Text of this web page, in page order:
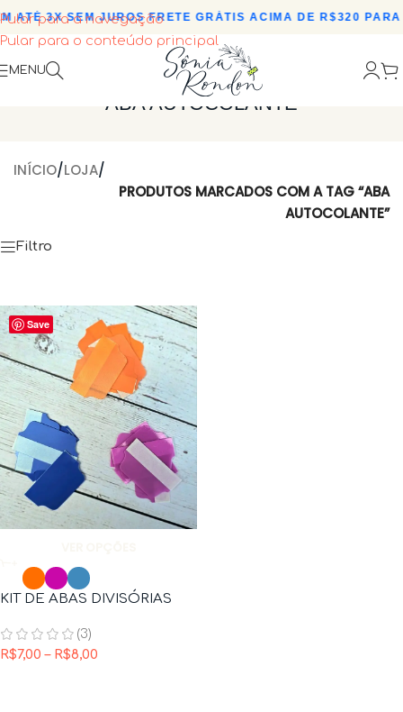
Pular para a navegação
Pular para o conteúdo principal
ATÉ 3X SEM JUROS•FRETE GRÁTIS ACIMA DE R$320 PARA
MENU
ABA AUTOCOLANTE
INÍCIO/LOJA/
PRODUTOS MARCADOS COM A TAG “ABA
AUTOCOLANTE”
Filtro
Save
KIT DE ABAS DIVISÓRIAS
(3)
R$7,00 – R$8,00